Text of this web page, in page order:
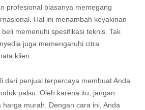
profesional biasanya memegang
Hal ini menambah keyakinan
memenuhi spesifikasi teknis. Tak
juga memengaruhi citra
klien.
dari penjual terpercaya membuat Anda
palsu. Oleh karena itu, jangan
murah. Dengan cara ini, Anda